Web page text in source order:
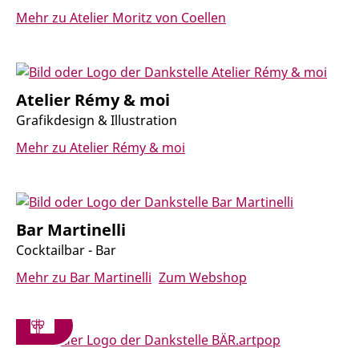
Mehr zu Atelier Moritz von Coellen
Atelier Rémy & moi
Grafikdesign & Illustration
Mehr zu Atelier Rémy & moi
Bar Martinelli
Cocktailbar - Bar
Mehr zu Bar Martinelli Zum Webshop